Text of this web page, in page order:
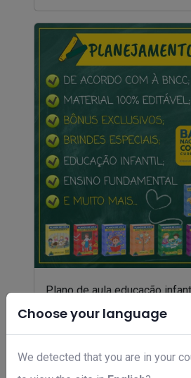
Choose your language
We detected that you are in your
Plano de aula educação
R$ 97,00